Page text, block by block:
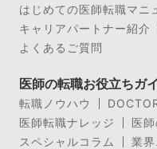
はじめての医師転職マニ
キャリアパートナー紹介
よくあるご質問
医師の転職お役立ちガ
転職ノウハウ
医師転職ナレッジ
医
スペシャルコラム
業